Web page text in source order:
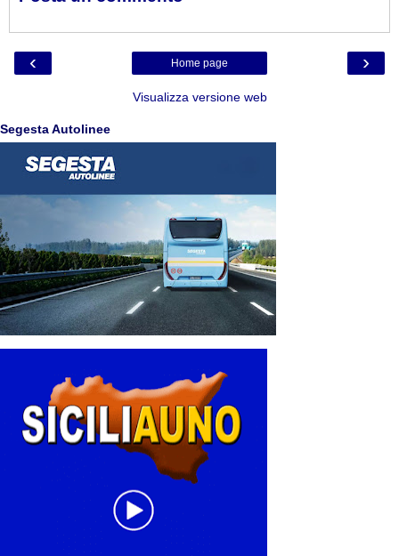
‹ ›
Home page
Visualizza versione web
Segesta Autolinee